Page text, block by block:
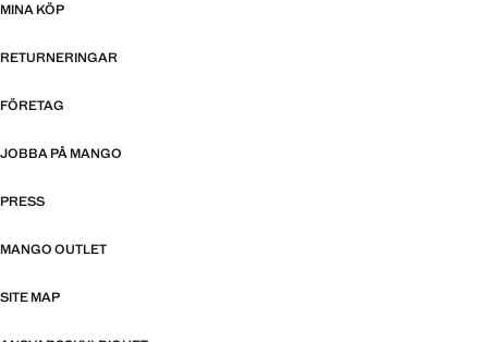
MINA KÖP
RETURNERINGAR
FÖRETAG
JOBBA PÅ MANGO
PRESS
MANGO OUTLET
SITE MAP